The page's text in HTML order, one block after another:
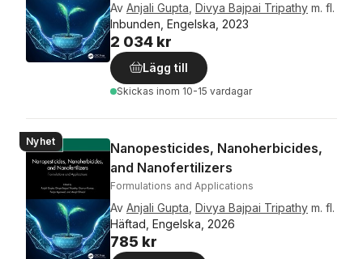
Av Anjali Gupta Divya Bajpai Tripathy m. fl.
Inbunden, Engelska, 2023
2 034 kr
Lägg till
Skickas inom 10-15 vardagar
Nyhet
Nanopesticides, Nanoherbicides,
and Nanofertilizers
Formulations and Applications
Av Anjali Gupta Divya Bajpai Tripathy m. fl.
Häftad, Engelska, 2026
785 kr